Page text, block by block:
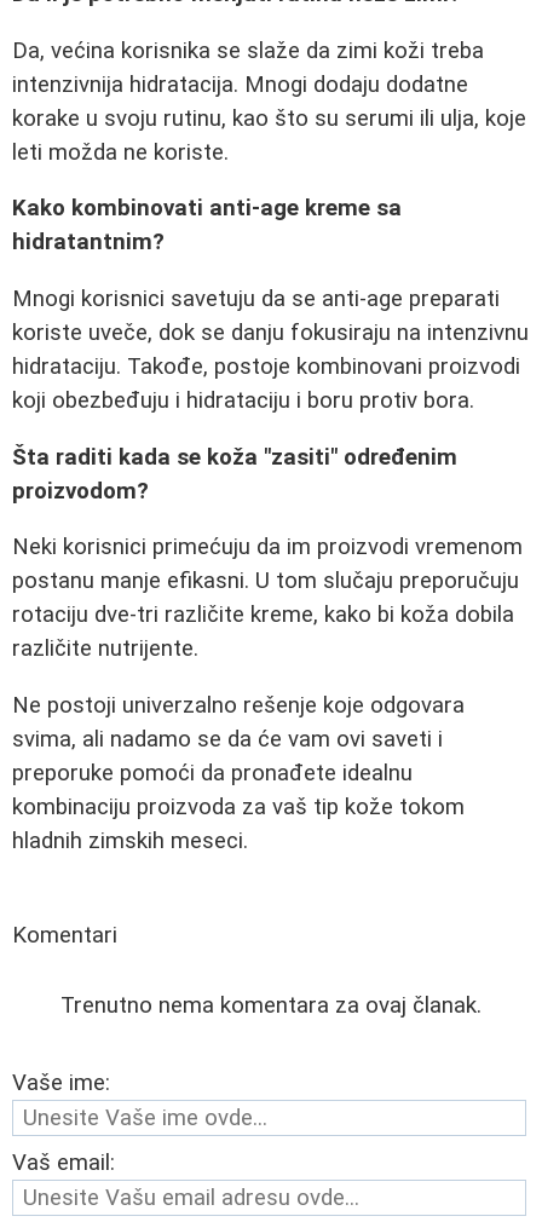
Da, većina korisnika se slaže da zimi koži treba
intenzivnija hidratacija. Mnogi dodaju dodatne
korake u svoju rutinu, kao što su serumi ili ulja, koje
leti možda ne koriste.
Kako kombinovati anti-age kreme sa
hidratantnim?
Mnogi korisnici savetuju da se anti-age preparati
koriste uveče, dok se danju fokusiraju na intenzivnu
hidrataciju. Takođe, postoje kombinovani proizvodi
koji obezbeđuju i hidrataciju i boru protiv bora.
Šta raditi kada se koža "zasiti" određenim
proizvodom?
Neki korisnici primećuju da im proizvodi vremenom
postanu manje efikasni. U tom slučaju preporučuju
rotaciju dve-tri različite kreme, kako bi koža dobila
različite nutrijente.
Ne postoji univerzalno rešenje koje odgovara
svima, ali nadamo se da će vam ovi saveti i
preporuke pomoći da pronađete idealnu
kombinaciju proizvoda za vaš tip kože tokom
hladnih zimskih meseci.
Komentari
Trenutno nema komentara za ovaj članak.
Vaše ime:
Vaš email: